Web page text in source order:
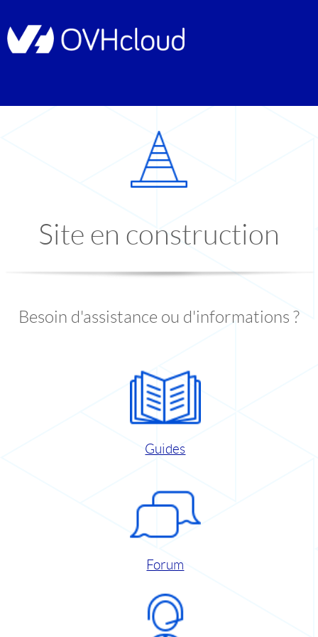
Site en construction
Besoin d'assistance ou d'informations ?
Guides
Forum